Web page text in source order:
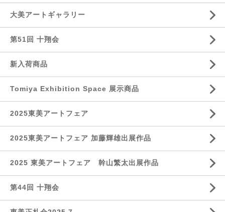
大美アートギャラリー
第51回 十翔会
新入荷商品
Tomiya Exhibition Space 展示商品
2025東美アートフェア
2025東美アートフェア 加藤輝雄出展作品
2025 東美アートフェア 幹山繁太出展作品
第44回 十翔会